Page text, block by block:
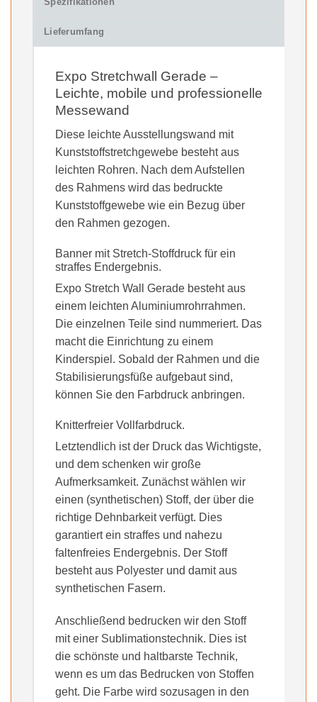
Lieferumfang
Expo Stretchwall Gerade –
Leichte, mobile und professionelle
Messewand
Diese leichte Ausstellungswand mit
Kunststoffstretchgewebe besteht aus
leichten Rohren. Nach dem Aufstellen
des Rahmens wird das bedruckte
Kunststoffgewebe wie ein Bezug über
den Rahmen gezogen.
Banner mit Stretch-Stoffdruck für ein
straffes Endergebnis.
Expo Stretch Wall Gerade besteht aus
einem leichten Aluminiumrohrrahmen.
Die einzelnen Teile sind nummeriert. Das
macht die Einrichtung zu einem
Kinderspiel. Sobald der Rahmen und die
Stabilisierungsfüße aufgebaut sind,
können Sie den Farbdruck anbringen.
Knitterfreier Vollfarbdruck.
Letztendlich ist der Druck das Wichtigste,
und dem schenken wir große
Aufmerksamkeit. Zunächst wählen wir
einen (synthetischen) Stoff, der über die
richtige Dehnbarkeit verfügt. Dies
garantiert ein straffes und nahezu
faltenfreies Endergebnis. Der Stoff
besteht aus Polyester und damit aus
synthetischen Fasern.
Anschließend bedrucken wir den Stoff
mit einer Sublimationstechnik. Dies ist
die schönste und haltbarste Technik,
wenn es um das Bedrucken von Stoffen
geht. Die Farbe wird sozusagen in den